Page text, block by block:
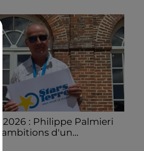
2026 : Philippe Palmieri
d'un...
de la première